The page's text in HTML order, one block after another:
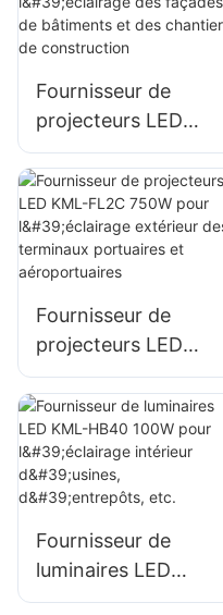
parkings et
d'entrepôts
Fournisseur de
projecteurs LED
KML-FL2C 400W
pour l'éclairage des
façades de
bâtiments et des
chantiers de
Fournisseur de
projecteurs LED
KML-FL2C 750W
pour l'éclairage
extérieur des
terminaux
portuaires et
Fournisseur de
luminaires LED
KML-HB40 100W